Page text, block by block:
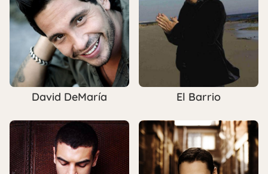
David DeMaría El Barrio